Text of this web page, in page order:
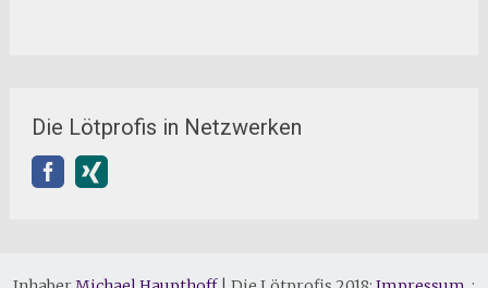
Die Lötprofis in Netzwerken